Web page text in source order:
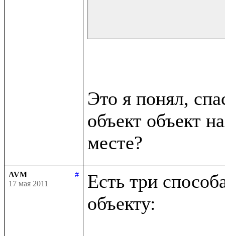
Это я понял,
объект объект
AVM
#
17 мая 2011
Есть три
объекту: